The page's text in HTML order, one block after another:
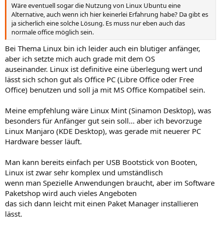
Wäre eventuell sogar die Nutzung von Linux Ubuntu eine
Alternative, auch wenn ich hier keinerlei Erfahrung habe? Da gibt es
ja sicherlich eine solche Lösung. Es muss nur eben auch das
normale office möglich sein.
Bei Thema Linux bin ich leider auch ein blutiger anfänger,
aber ich setzte mich auch grade mit dem OS
auseinander. Linux ist definitive eine überlegung wert und
lässt sich schon gut als Office PC (Libre Office oder Free
Office) benutzen und soll ja mit MS Office Kompatibel sein.
Meine empfehlung wäre Linux Mint (Sinamon Desktop), was
besonders für Anfänger gut sein soll... aber ich bevorzuge
Linux Manjaro (KDE Desktop), was gerade mit neuerer PC
Hardware besser läuft.
Man kann bereits einfach per USB Bootstick von Booten,
Linux ist zwar sehr komplex und umständlisch
wenn man Spezielle Anwendungen braucht, aber im Software
Paketshop wird auch vieles Angeboten
das sich dann leicht mit einen Paket Manager installieren
lässt.